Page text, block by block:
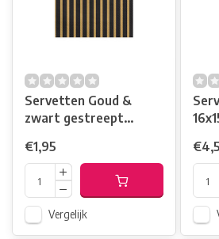
Servetten Goud &
zwart gestreept
€1,95
Vergelijk